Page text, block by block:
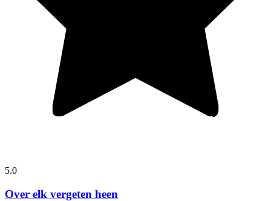
5.0
Over elk vergeten heen